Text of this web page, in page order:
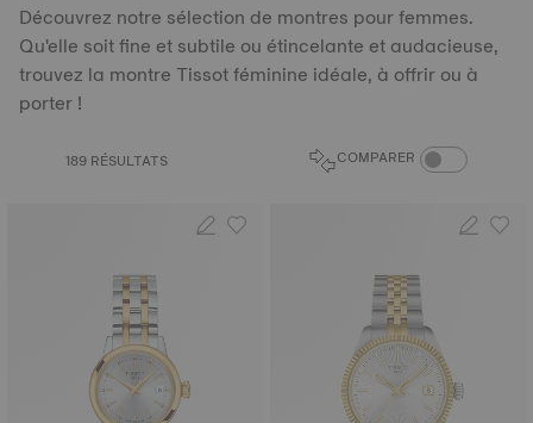
Découvrez notre sélection de montres pour femmes.
Qu'elle soit fine et subtile ou étincelante et audacieuse,
trouvez la montre Tissot féminine idéale, à offrir ou à
porter !
189 RÉSULTATS COMPARER BOUTON DU